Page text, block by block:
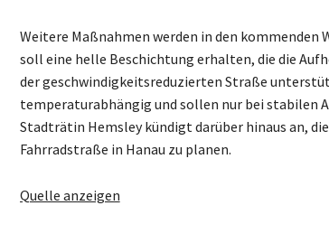
Weitere Maßnahmen werden in den kommenden
soll eine helle Beschichtung erhalten, die die
der geschwindigkeitsreduzierten Straße
temperaturabhängig und sollen nur bei stabilen
Stadträtin Hemsley kündigt darüber hinaus an,
Fahrradstraße in Hanau zu planen.
Quelle anzeigen